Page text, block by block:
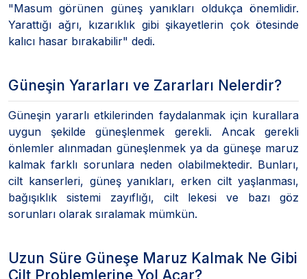
"Masum görünen güneş yanıkları oldukça önemlidir.
Yarattığı ağrı, kızarıklık gibi şikayetlerin çok ötesinde
kalıcı hasar bırakabilir" dedi.
Güneşin Yararları ve Zararları Nelerdir?
Güneşin yararlı etkilerinden faydalanmak için kurallara
uygun şekilde güneşlenmek gerekli. Ancak gerekli
önlemler alınmadan güneşlenmek ya da güneşe maruz
kalmak farklı sorunlara neden olabilmektedir. Bunları,
cilt kanserleri, güneş yanıkları, erken cilt yaşlanması,
bağışıklık sistemi zayıflığı, cilt lekesi ve bazı göz
sorunları olarak sıralamak mümkün.
Uzun Süre Güneşe Maruz Kalmak Ne Gibi
Cilt Problemlerine Yol Açar?